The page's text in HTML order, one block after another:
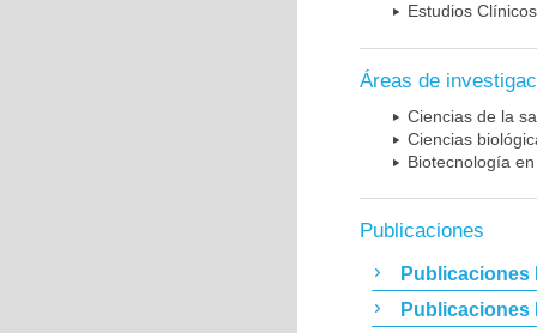
Estudios Clínicos
Áreas de
Ciencias de la
Ciencias
Biotecnología
Publicaciones
Publicaciones
Publicaciones